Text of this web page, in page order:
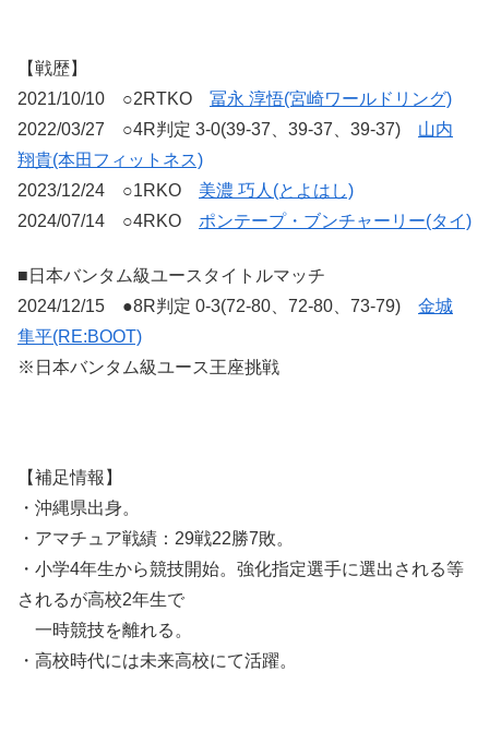
【戦歴】
2021/10/10 ○2RTKO 冨永 淳悟(宮崎ワールドリング)
2022/03/27 ○4R判定 3-0(39-37、39-37、39-37) 山内
翔貴(本田フィットネス)
2023/12/24 ○1RKO 美濃 巧人(とよはし)
2024/07/14 ○4RKO ポンテープ・ブンチャーリー(タイ)
■日本バンタム級ユースタイトルマッチ
2024/12/15 ●8R判定 0-3(72-80、72-80、73-79) 金城
隼平(RE:BOOT)
※日本バンタム級ユース王座挑戦
【補足情報】
・沖縄県出身。
・アマチュア戦績：29戦22勝7敗。
・小学4年生から競技開始。強化指定選手に選出される等
されるが高校2年生で
一時競技を離れる。
・高校時代には未来高校にて活躍。